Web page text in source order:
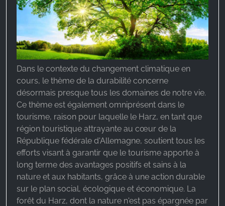
Dans le contexte du changement climatique en
cours, le thème de la durabilité concerne
désormais presque tous les domaines de notre vie.
Ce thème est également omniprésent dans le
tourisme, raison pour laquelle le Harz, en tant que
région touristique attrayante au cœur de la
République fédérale d'Allemagne, soutient tous les
efforts visant à garantir que le tourisme apporte à
long terme des avantages positifs et sains à la
nature et aux habitants, grâce à une action durable
sur le plan social, écologique et économique. La
forêt du Harz, dont la nature n'est pas épargnée par